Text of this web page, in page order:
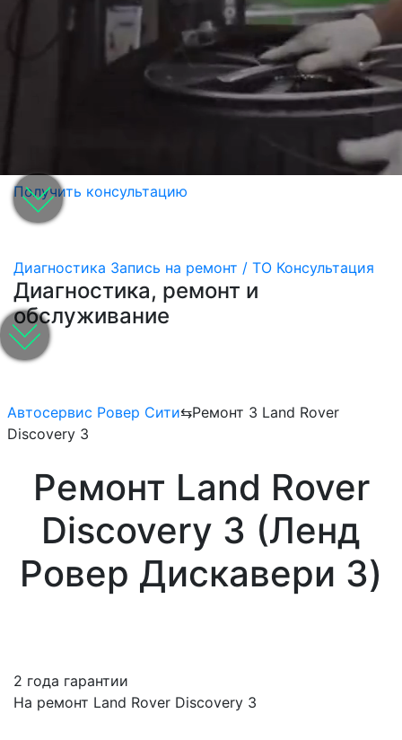
Получить консультацию
Диагностика Запись на ремонт / ТО Консультация
Диагностика, ремонт и
обслуживание
Автосервис Ровер Сити⇆Ремонт 3 Land Rover
Discovery 3
Ремонт Land Rover
Discovery 3 (Ленд
Ровер Дискавери 3)
2 года гарантии
На ремонт Land Rover Discovery 3